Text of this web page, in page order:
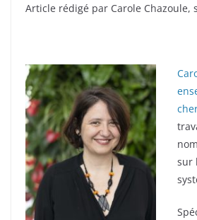
Article rédigé par Carole Chazoule,
sur